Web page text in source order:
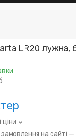
LR20 лужна,
ціни
замовлення на сайті